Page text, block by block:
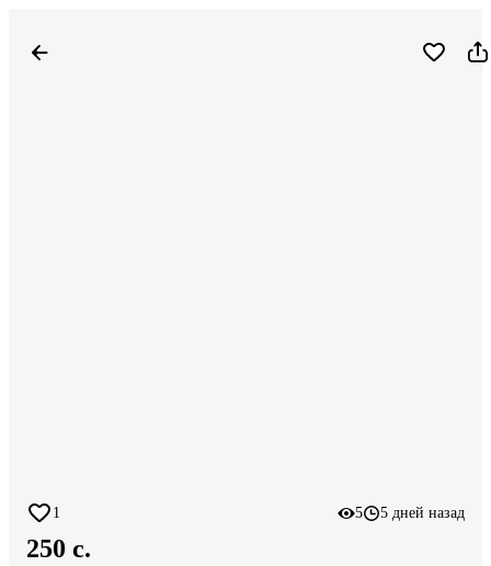
1 5 5 дней назад
250 c.